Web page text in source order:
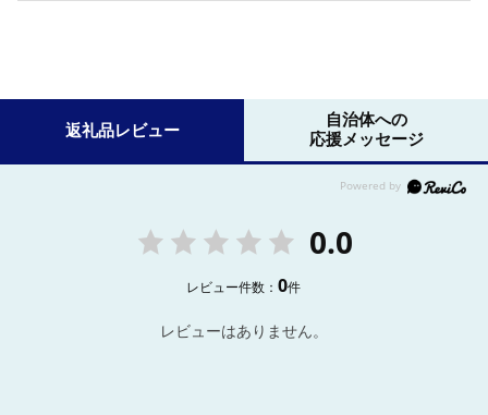
返礼品レビュー
自治体への
応援メッセージ
0.0
レビュー件数：0件
レビューはありません。